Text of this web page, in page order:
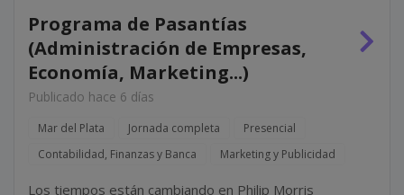
Programa de Pasantías
(Administración de Empresas,
Economía, Marketing...)
Publicado hace 6 días
Mar del Plata Jornada completa
Presencial
Contabilidad, Finanzas y Banca
Marketing y Publicidad
Los tiempos están cambiando en Philip Morris